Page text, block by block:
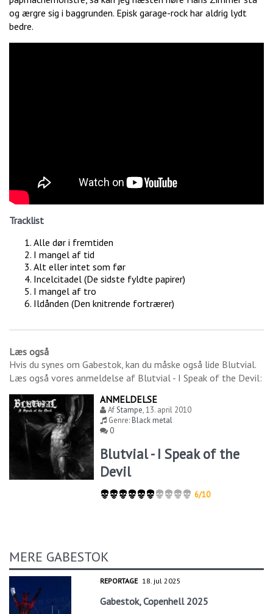
og ærgre sig i baggrunden. Episk garage-rock har aldrig lydt
bedre.
Tracklist
Alle dør i fremtiden
I mangel af tid
Alt eller intet som før
Incelcitadel (De sidste fyldte papirer)
I mangel af tro
Ildånden (Den knitrende fortrærer)
Læs også
Hvis du synes om Gabestok, kan du måske også lide Blutvial.
Læs også vores anmeldelse af Blutvial - I Speak of the Devil:
ANMELDELSE
AfStampe,13. april 2010
Genre:Black metal
0
Blutvial - I Speak of the
Devil
6/10
MERE GABESTOK
REPORTAGE 18. jul 2025
Gabestok, Copenhell 2025